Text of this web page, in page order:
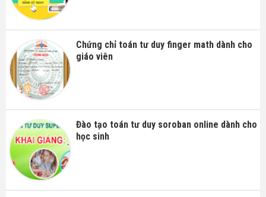
Chứng chỉ toán tư duy finger math dành cho
giáo viên
Đào tạo toán tư duy soroban online dành cho
học sinh